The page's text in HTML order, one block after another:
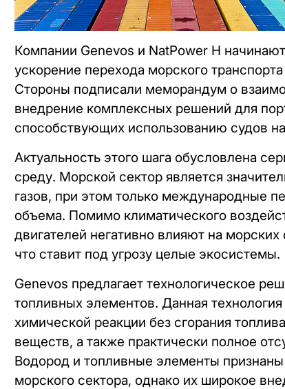
Компании Genevos и NatPower H
ускорение перехода морского
Стороны подписали меморандум о
внедрение комплексных решений для
способствующих использованию судов
Актуальность этого шага обусловлена
среду. Морской сектор является
газов, при этом только международные
объема. Помимо климатического
двигателей негативно влияют на
что ставит под угрозу целые экосистемы.
Genevos предлагает технологическое
топливных элементов. Данная
химической реакции без сгорания
веществ, а также практически полное
Водород и топливные элементы
морского сектора, однако их широкое